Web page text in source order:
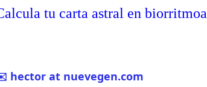
tu carta astral en
hector at nuevegen.com